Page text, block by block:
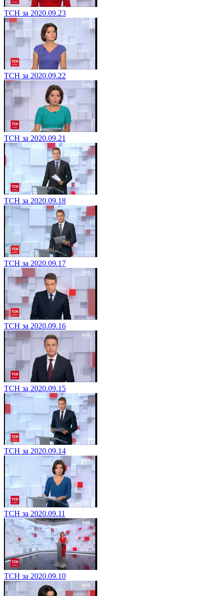
ТСН за 2020.09.23
ТСН за 2020.09.22
ТСН за 2020.09.21
ТСН за 2020.09.18
ТСН за 2020.09.17
ТСН за 2020.09.16
ТСН за 2020.09.15
ТСН за 2020.09.14
ТСН за 2020.09.11
ТСН за 2020.09.10